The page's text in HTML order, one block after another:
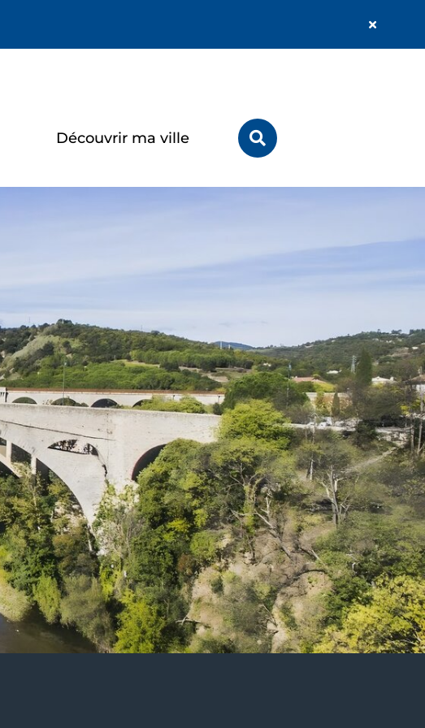
Fermer
Info
Découvrir ma ville
sur
le